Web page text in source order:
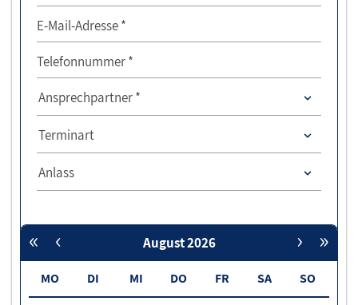
E-Mail-Adresse *
Telefonnummer *
Ansprechpartner *
Terminart
Anlass
« ‹ August 2026 › »
MO DI MI DO FR SA SO